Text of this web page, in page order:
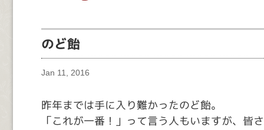
のど飴
Jan 11, 2016
昨年までは手に入り難かったのど飴。
「これが一番！」って言う人もいますが、皆